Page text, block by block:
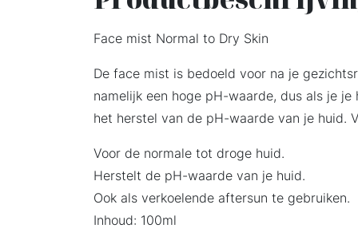
Face mist Normal to Dry Skin
De face mist is bedoeld voor na je
namelijk een hoge pH-waarde, dus als je
het herstel van de pH-waarde van je huid.
Voor de normale tot droge huid.
Herstelt de pH-waarde van je huid.
Ook als verkoelende aftersun te gebruiken.
Inhoud: 100ml